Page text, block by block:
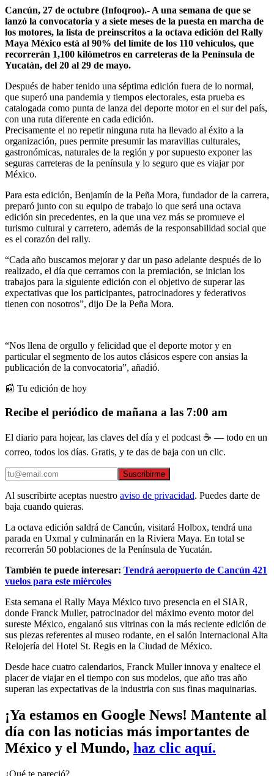
Cancún, 27 de octubre (Infoqroo).- A una semana de que se
lanzó la convocatoria y a siete meses de la puesta en marcha de
los motores, la lista de preinscritos a la octava edición del Rally
Maya México está al 90% del límite de los 110 vehículos, que
recorrerán 1,100 kilómetros en carreteras de la Península de
Yucatán, del 20 al 29 de mayo.
Después de haber tenido una séptima edición fuera de lo normal,
que superó una pandemia y tiempos electorales, esta prueba es
catalogada como punta de lanza del deporte motor en el sur del país,
con una ruta diferente en cada edición.
Precisamente el no repetir ninguna ruta ha llevado al éxito a la
organización, pues permite presumir las maravillas culturales,
gastronómicas, naturales de la región y por supuesto exponer las
seguras carreteras de la península y lo seguro que es viajar por
México.
Para esta edición, Benjamín de la Peña Mora, fundador de la carrera,
preparó junto con su equipo de trabajo lo que será una octava
edición sin precedentes, en la que una vez más se promueve el
turismo cultural y carretero, además de la responsabilidad social que
es el corazón del rally.
“Cada año buscamos mejorar y dar un paso adelante después de lo
realizado, el día que cerramos con la premiación, se inician los
trabajos para la siguiente edición con el objetivo de superar las
expectativas que los participantes, patrocinadores y federativos
tienen con nosotros”, dijo De la Peña Mora.
“Nos llena de orgullo y felicidad que el deporte motor y en
particular el segmento de los autos clásicos espere con ansias la
publicación de la convocatoria”, añadió.
📰 Tu edición de hoy
Recibe el periódico de mañana a las 7:00 am
El diario para hojear, las claves del día y el podcast ☕ — todo en un
correo, todos los días. Gratis, y te das de baja con un clic.
Suscribirme
Al suscribirte aceptas nuestro aviso de privacidad. Puedes darte de
baja cuando quieras.
La octava edición saldrá de Cancún, visitará Holbox, tendrá una
parada en Uxmal y culminarán en la Riviera Maya. En total se
recorrerán 50 poblaciones de la Península de Yucatán.
También te puede interesar: Tendrá aeropuerto de Cancún 421
vuelos para este miércoles
Esta semana el Rally Maya México tuvo presencia en el SIAR,
donde Franck Muller, patrocinador del máximo evento motor del
sureste México, engalanó sus vitrinas con la más reciente edición de
sus piezas referentes al museo rodante, en el salón Internacional Alta
Relojería del Hotel St. Regis en la Ciudad de México.
Desde hace cuatro calendarios, Franck Muller innova y enaltece el
placer de viajar en el tiempo con sus modelos, que año tras año
superan las expectativas de la industria con sus finas maquinarias.
¡Ya estamos en Google News! Mantente al
día con las noticias más importantes de
México y el Mundo, haz clic aquí.
¿Qué te pareció?